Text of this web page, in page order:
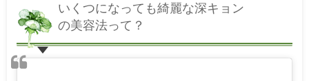
いくつになっても綺麗な深キョン
の美容法って？